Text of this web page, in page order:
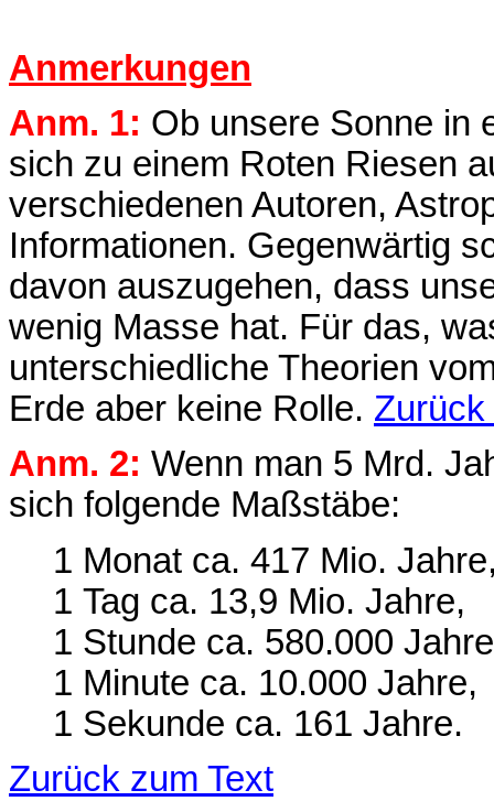
Anmerkungen
Anm. 1: Ob unsere Sonne in
sich zu einem Roten Riesen
verschiedenen Autoren,
Informationen. Gegenwärtig
davon auszugehen, dass
wenig Masse hat. Für das,
unterschiedliche Theorien
Erde aber keine Rolle. Zurück
Anm. 2: Wenn man 5 Mrd.
sich folgende Maßstäbe:
1 Monat ca. 417 Mio.
1 Tag ca. 13,9 Mio. Jahre,
1 Stunde ca. 580.000
1 Minute ca. 10.000 Jahre,
1 Sekunde ca. 161 Jahre.
Zurück zum Text